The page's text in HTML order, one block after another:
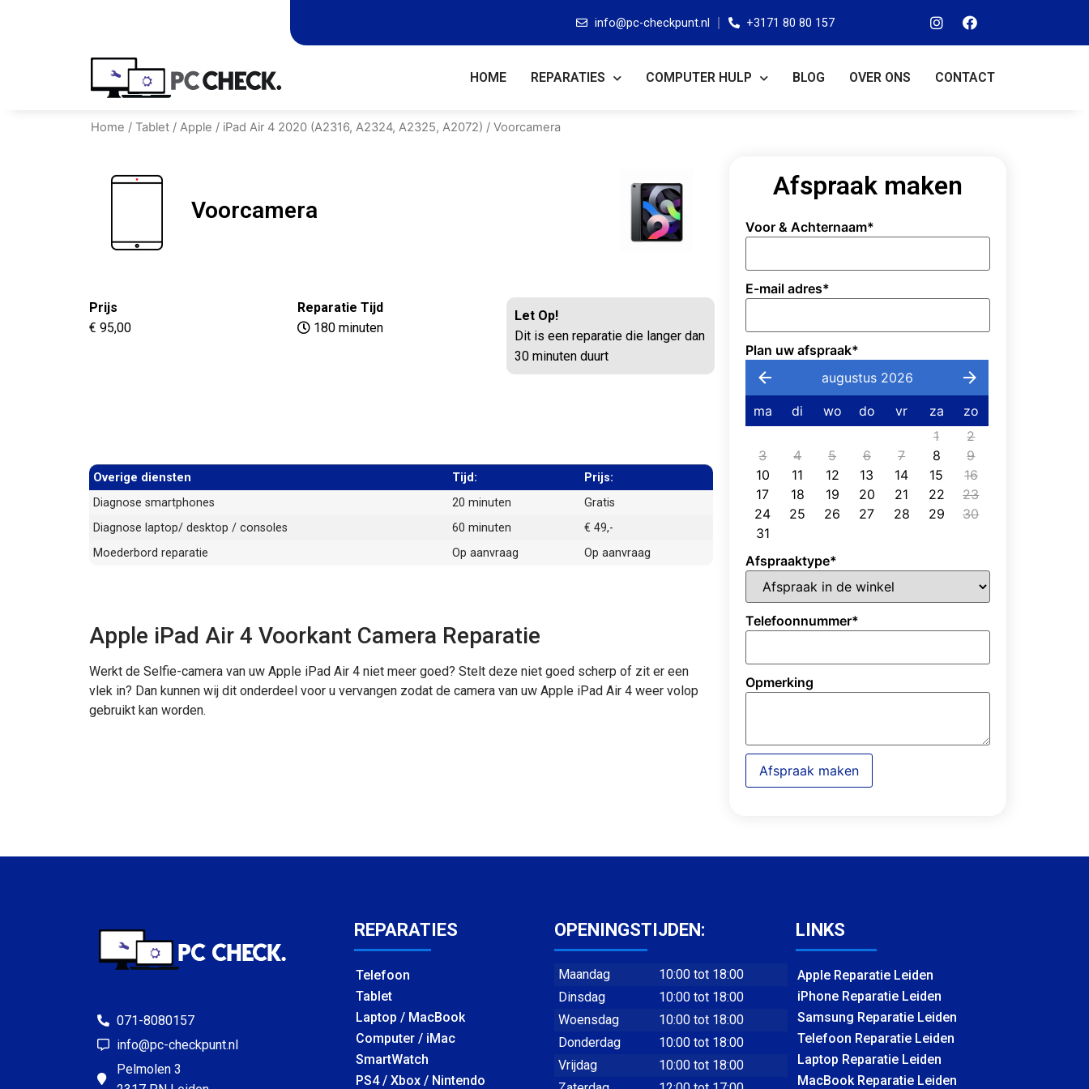
info@pc-checkpunt.nl +3171 80 80 157
HOME REPARATIES COMPUTER HULP BLOG OVER ONS CONTACT
Home / Tablet / Apple / iPad Air 4 2020 (A2316, A2324, A2325, A2072) / Voorcamera
Voorcamera
Prijs
€ 95,00
Reparatie Tijd
180 minuten
Let Op!
Dit is een reparatie die langer dan
30 minuten duurt
Overige diensten Tijd:
Prijs:
Diagnose smartphones
20 minuten
Gratis
Diagnose laptop/ desktop / consoles
60 minuten
€ 49,-
Moederbord reparatie
Op aanvraag Op aanvraag
Apple iPad Air 4 Voorkant Camera Reparatie
Werkt de Selfie-camera van uw Apple iPad Air 4 niet meer goed? Stelt deze niet goed scherp of zit er een
vlek in? Dan kunnen wij dit onderdeel voor u vervangen zodat de camera van uw Apple iPad Air 4 weer volop
gebruikt kan worden.
Afspraak maken
Voor & Achternaam*
E-mail adres*
Plan uw afspraak*
augustus 2026
ma di wo do vr za
zo
1
2
3
4 5 6 7 8
9
10
11 12 13 14 15
16
17
18 19 20 21 22
23
24
25 26 27 28 29
30
31
Afspraaktype*
Telefoonnummer*
Opmerking
Afspraak maken
071-8080157
info@pc-checkpunt.nl
Pelmolen 3
REPARATIES
Telefoon
Tablet
Laptop / MacBook
Computer / iMac
SmartWatch
PS4 / Xbox / Nintendo
OPENINGSTIJDEN:
Maandag
10:00 tot 18:00
Dinsdag
10:00 tot 18:00
Woensdag
10:00 tot 18:00
Donderdag
10:00 tot 18:00
Vrijdag
10:00 tot 18:00
LINKS
Apple Reparatie Leiden
iPhone Reparatie Leiden
Samsung Reparatie Leiden
Telefoon Reparatie Leiden
Laptop Reparatie Leiden
MacBook Reparatie Leiden